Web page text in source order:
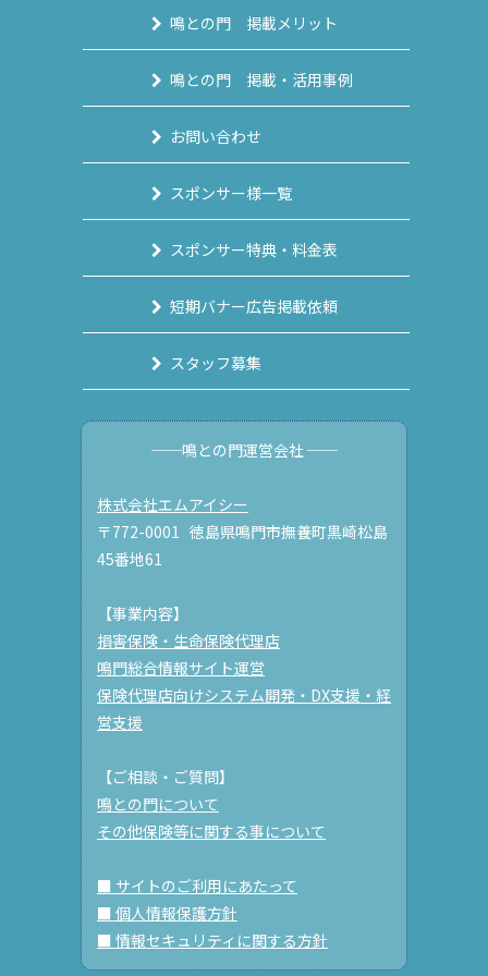
鳴との門 掲載メリット
鳴との門 掲載・活用事例
お問い合わせ
スポンサー様一覧
スポンサー特典・料金表
短期バナー広告掲載依頼
スタッフ募集
──鳴との門運営会社 ──
株式会社エムアイシー
〒772-0001 徳島県鳴門市撫養町黒崎松島
45番地61
【事業内容】
損害保険・生命保険代理店
鳴門総合情報サイト運営
保険代理店向けシステム開発・DX支援・経
営支援
【ご相談・ご質問】
鳴との門について
その他保険等に関する事について
■ サイトのご利用にあたって
■ 個人情報保護方針
■ 情報セキュリティに関する方針